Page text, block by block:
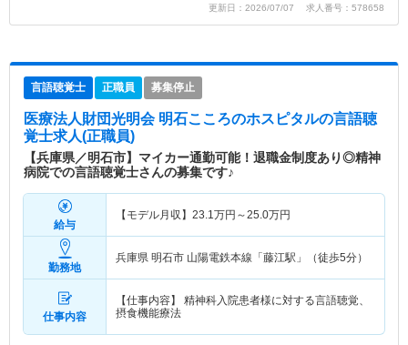
更新日：2026/07/07 求人番号：578658
言語聴覚士 正職員 募集停止
医療法人財団光明会 明石こころのホスピタルの言語聴
覚士求人(正職員)
【兵庫県／明石市】マイカー通勤可能！退職金制度あり◎精神
病院での言語聴覚士さんの募集です♪
給与
【モデル月収】 23.1万円～25.0万円
勤務地
兵庫県 明石市 山陽電鉄本線「藤江駅」（徒歩5分）
仕事内容
【仕事内容】 精神科入院患者様に対する言語聴覚、
摂食機能療法